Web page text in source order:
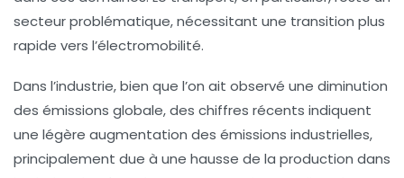
secteur problématique, nécessitant une transition plus
rapide vers l’électromobilité.
Dans l’industrie, bien que l’on ait observé une diminution
des émissions globale, des chiffres récents indiquent
une légère augmentation des émissions industrielles,
principalement due à une hausse de la production dans